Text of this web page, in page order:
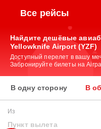
Все рейсы
Найдите дешёвые
Yellowknife Airport (YZF)
Доступный перелет в вашу
Забронируйте билеты на
В одну сторону В
Из
Пункт вылета